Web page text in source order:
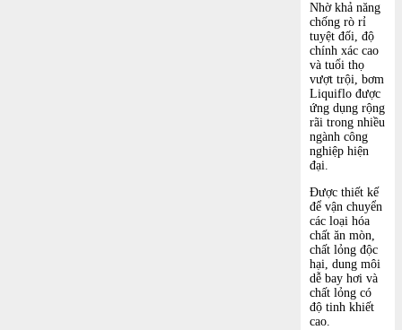
Nhờ khả năng
chống rò rỉ
tuyệt đối, độ
chính xác cao
và tuổi thọ
vượt trội, bơm
Liquiflo được
ứng dụng rộng
rãi trong nhiều
ngành công
nghiệp hiện
đại.
Được thiết kế
để vận chuyển
các loại hóa
chất ăn mòn,
chất lỏng độc
hại, dung môi
dễ bay hơi và
chất lỏng có
độ tinh khiết
cao.